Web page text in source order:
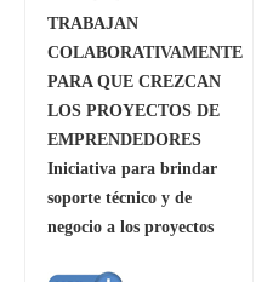
TRABAJAN
COLABORATIVAMENTE
PARA QUE CREZCAN
LOS PROYECTOS DE
EMPRENDEDORES
Iniciativa para brindar
soporte técnico y de
negocio a los proyectos